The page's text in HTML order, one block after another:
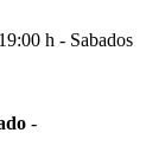
h - Sabados
-